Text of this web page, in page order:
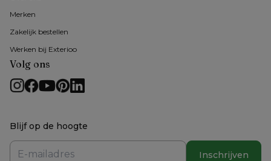
Merken
Zakelijk bestellen
Werken bij Exterioo
Volg ons
Blijf op de hoogte
Inschrijven